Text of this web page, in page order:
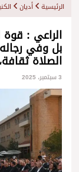
الرئيسية أديان
الراعي :
بل وفي
الصلاة
3 سبتمبر، 2025